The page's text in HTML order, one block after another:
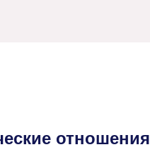
отношения